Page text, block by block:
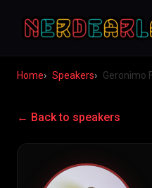
Home Speakers Geronimo
← Back to speakers